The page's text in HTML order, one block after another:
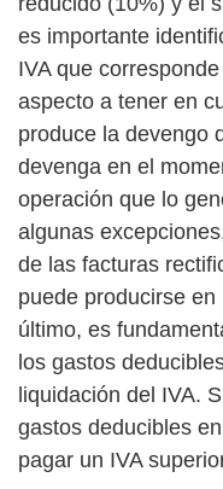
es importante
IVA que
aspecto a tener en
produce la devengo
devenga en el
operación que lo
algunas
de las facturas
puede producirse
último, es
los gastos
liquidación del IVA.
gastos deducibles
pagar un IVA